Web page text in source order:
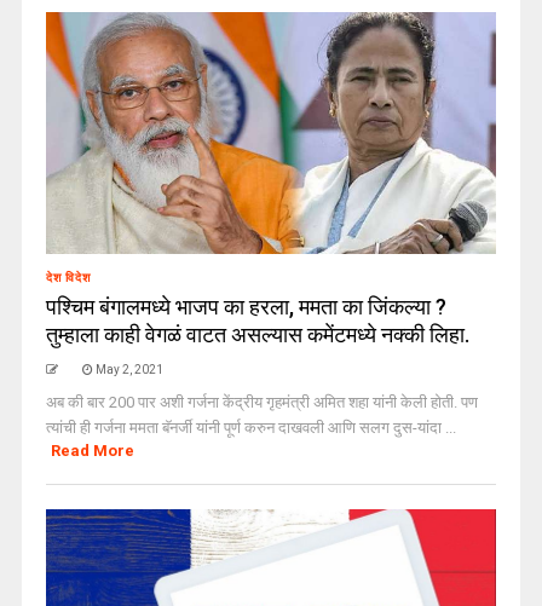
देश विदेश
पश्चिम बंगालमध्ये भाजप का हरला, ममता का जिंकल्या ?
तुम्हाला काही वेगळं वाटत असल्यास कमेंटमध्ये नक्की लिहा.
May 2, 2021
अब की बार 200 पार अशी गर्जना केंद्रीय गृहमंत्री अमित शहा यांनी केली होती. पण
त्यांची ही गर्जना ममता बॅनर्जी यांनी पूर्ण करुन दाखवली आणि सलग दुस-यांदा ...
Read More